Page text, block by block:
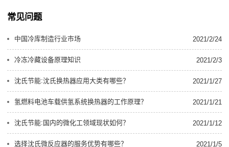
常见问题
中国冷库制造行业市场 2021/2/24
冷冻冷藏设备原理知识 2021/2/3
沈氏节能:沈氏换热器应用大类有哪些？ 2021/1/27
氢燃料电池车载供氢系统换热器的工作原理？ 2021/1/21
沈氏节能:国内的微化工领域现状如何？ 2021/1/12
选择沈氏微反应器的服务优势有哪些？ 2021/1/5